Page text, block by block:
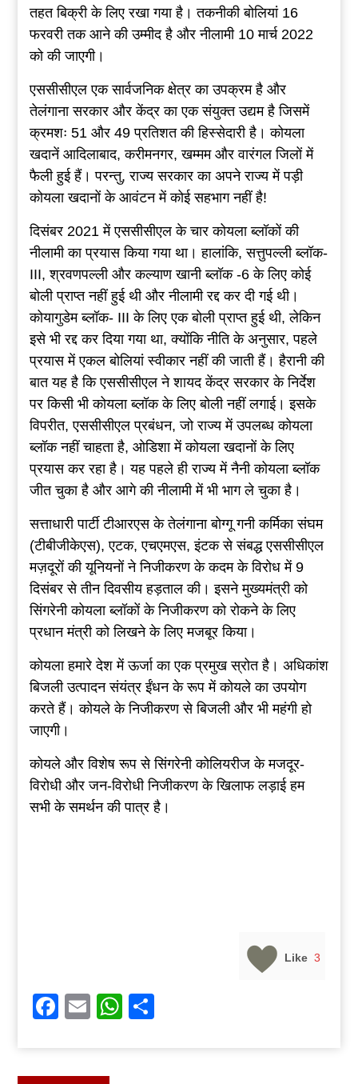
तहत बिक्री के लिए रखा गया है। तकनीकी बोलियां 16
फरवरी तक आने की उम्मीद है और नीलामी 10 मार्च 2022
को की जाएगी।
एससीसीएल एक सार्वजनिक क्षेत्र का उपक्रम है और
तेलंगाना सरकार और केंद्र का एक संयुक्त उद्यम है जिसमें
क्रमशः 51 और 49 प्रतिशत की हिस्सेदारी है। कोयला
खदानें आदिलाबाद, करीमनगर, खम्मम और वारंगल जिलों में
फैली हुई हैं। परन्तु, राज्य सरकार का अपने राज्य में पड़ी
कोयला खदानों के आवंटन में कोई सहभाग नहीं है!
दिसंबर 2021 में एससीसीएल के चार कोयला ब्लॉकों की
नीलामी का प्रयास किया गया था। हालांकि, सत्तुपल्ली ब्लॉक-
III, श्रवणपल्ली और कल्याण खानी ब्लॉक -6 के लिए कोई
बोली प्राप्त नहीं हुई थी और नीलामी रद्द कर दी गई थी।
कोयागुडेम ब्लॉक- III के लिए एक बोली प्राप्त हुई थी, लेकिन
इसे भी रद्द कर दिया गया था, क्योंकि नीति के अनुसार, पहले
प्रयास में एकल बोलियां स्वीकार नहीं की जाती हैं। हैरानी की
बात यह है कि एससीसीएल ने शायद केंद्र सरकार के निर्देश
पर किसी भी कोयला ब्लॉक के लिए बोली नहीं लगाई। इसके
विपरीत, एससीसीएल प्रबंधन, जो राज्य में उपलब्ध कोयला
ब्लॉक नहीं चाहता है, ओडिशा में कोयला खदानों के लिए
प्रयास कर रहा है। यह पहले ही राज्य में नैनी कोयला ब्लॉक
जीत चुका है और आगे की नीलामी में भी भाग ले चुका है।
सत्ताधारी पार्टी टीआरएस के तेलंगाना बोग्गू गनी कर्मिका संघम
(टीबीजीकेएस), एटक, एचएमएस, इंटक से संबद्ध एससीसीएल
मज़दूरों की यूनियनों ने निजीकरण के कदम के विरोध में 9
दिसंबर से तीन दिवसीय हड़ताल की। इसने मुख्यमंत्री को
सिंगरेनी कोयला ब्लॉकों के निजीकरण को रोकने के लिए
प्रधान मंत्री को लिखने के लिए मजबूर किया।
कोयला हमारे देश में ऊर्जा का एक प्रमुख स्रोत है। अधिकांश
बिजली उत्पादन संयंत्र ईंधन के रूप में कोयले का उपयोग
करते हैं। कोयले के निजीकरण से बिजली और भी महंगी हो
जाएगी।
कोयले और विशेष रूप से सिंगरेनी कोलियरीज के मजदूर-
विरोधी और जन-विरोधी निजीकरण के खिलाफ लड़ाई हम
सभी के समर्थन की पात्र है।
Like 3
Facebook
EmailWhatsApp
Post